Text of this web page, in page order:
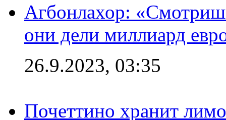
Агбонлахор:
они дели миллиард
26.9.2023, 03:35
Почеттино хранит